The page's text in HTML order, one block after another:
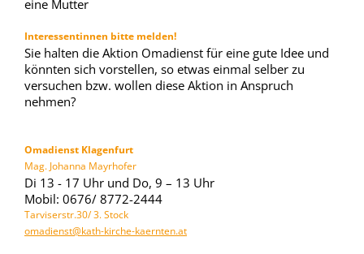
eine Mutter
Interessentinnen bitte melden!
Sie halten die Aktion Omadienst für eine gute Idee und
könnten sich vorstellen, so etwas einmal selber zu
versuchen bzw. wollen diese Aktion in Anspruch
nehmen?
Omadienst Klagenfurt
Mag. Johanna Mayrhofer
Di 13 - 17 Uhr und Do, 9 – 13 Uhr
Mobil: 0676/ 8772-2444
Tarviserstr.30/ 3. Stock
omadienst@kath-kirche-kaernten.at